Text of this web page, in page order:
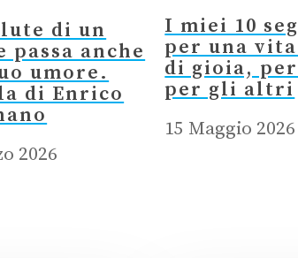
di un
passa anche
umore.
di Enrico
2026
I miei 10
per una
di gioia, per
per gli altri
15 Maggio 2026